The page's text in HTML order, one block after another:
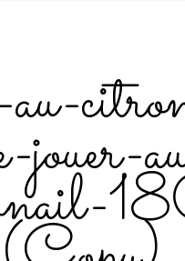
jouer-